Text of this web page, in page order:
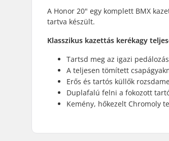
A Honor 20" egy komplett BMX
tartva készült.
Klasszikus kazettás kerékagy
Tartsd meg az igazi
A teljesen tömített
Erős és tartós küllők
Duplafalú felni a fokozott
Kemény, hőkezelt Chromoly